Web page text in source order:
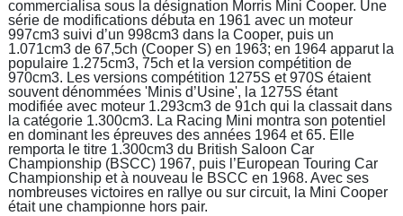
commercialisa sous la désignation Morris Mini Cooper. Une
série de modifications débuta en 1961 avec un moteur
997cm3 suivi d’un 998cm3 dans la Cooper, puis un
1.071cm3 de 67,5ch (Cooper S) en 1963; en 1964 apparut la
populaire 1.275cm3, 75ch et la version compétition de
970cm3. Les versions compétition 1275S et 970S étaient
souvent dénommées 'Minis d’Usine', la 1275S étant
modifiée avec moteur 1.293cm3 de 91ch qui la classait dans
la catégorie 1.300cm3. La Racing Mini montra son potentiel
en dominant les épreuves des années 1964 et 65. Elle
remporta le titre 1.300cm3 du British Saloon Car
Championship (BSCC) 1967, puis l’European Touring Car
Championship et à nouveau le BSCC en 1968. Avec ses
nombreuses victoires en rallye ou sur circuit, la Mini Cooper
était une championne hors pair.